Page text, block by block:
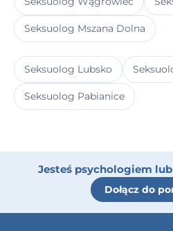
Seksuolog Mszana Dolna
Seksuolog Lubsko
Seksuolog Pabianice
Jesteś psychologiem
Dołącz do